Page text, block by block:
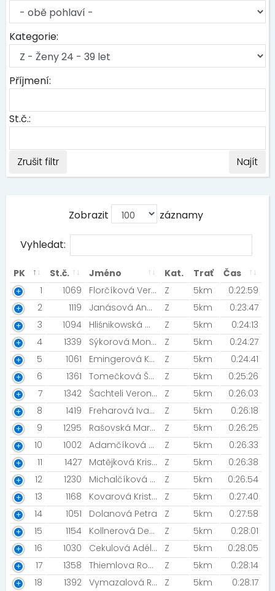
Kategorie:
Příjmení:
St.č.:
Zrušit filtr Najít
Zobrazit záznamy
Vyhledat:
PK St.č. Jméno Kat. Trať
Čas
1
1069 Florčíková Veronika [JK Danty ] Z 5km
0:22:59
2
1119 Janásová Andrea Z 5km
0:23:47
3
1094 Hliśnikowská Weronika Z 5km
0:24:13
4
1339 Sýkorová Monika Z 5km
0:24:27
5
1061 Emingerová Kateřina [Night Run Team] Z 5km
0:24:41
6
1361 Tomečková Šárka Z 5km
0:25:26
7
1342 Šachteli Veronika Z 5km
0:26:03
8
1419 Freharová Ivana [NIGHT RUN TEAM] Z 5km
0:26:18
9
1295 Rašovská Martina Z 5km
0:26:25
10
1002 Adamčíková Monika Z 5km
0:26:33
11
1427 Matějková Kristýna Z 5km
0:26:38
12
1230 Michalčíková Anna [Škoda] Z 5km
0:26:54
13
1168 Kovarová Kristiána Z 5km
0:27:40
14
1051 Dolanová Petra Z 5km
0:27:58
15
1154 Kollnerová Denisa Z 5km
0:28:01
16
1030 Cekulová Adéla [Night Run Team] Z 5km
0:28:05
17
1358 Thiemlova Romana Z 5km
0:28:14
18
1392 Vymazalová Romana Z 5km 0:28:17